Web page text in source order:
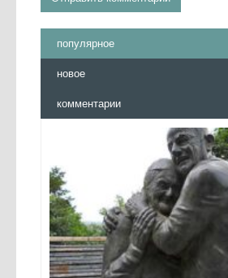
популярное
новое
комментарии